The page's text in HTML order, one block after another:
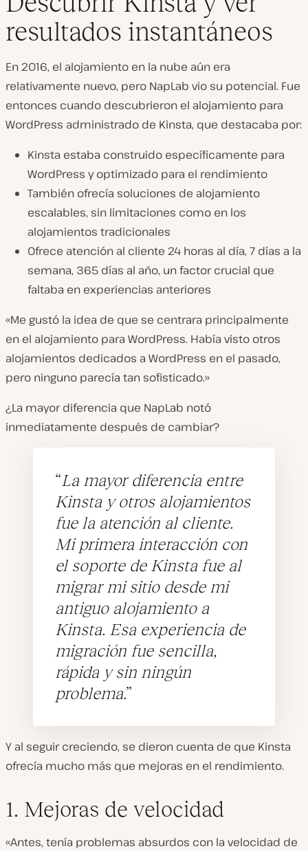
resultados instantáneos
En 2016, el alojamiento en la nube aún era
relativamente nuevo, pero NapLab vio su potencial. Fue
entonces cuando descubrieron el alojamiento para
WordPress administrado de Kinsta, que destacaba por:
Kinsta estaba construido específicamente para
WordPress y optimizado para el rendimiento
También ofrecía soluciones de alojamiento
escalables, sin limitaciones como en los
alojamientos tradicionales
Ofrece atención al cliente 24 horas al día, 7 días a la
semana, 365 días al año, un factor crucial que
faltaba en experiencias anteriores
«Me gustó la idea de que se centrara principalmente
en el alojamiento para WordPress. Había visto otros
alojamientos dedicados a WordPress en el pasado,
pero ninguno parecía tan sofisticado.»
¿La mayor diferencia que NapLab notó
inmediatamente después de cambiar?
La mayor diferencia entre
Kinsta y otros alojamientos
fue la atención al cliente.
Mi primera interacción con
el soporte de Kinsta fue al
migrar mi sitio desde mi
antiguo alojamiento a
Kinsta. Esa experiencia de
migración fue sencilla,
rápida y sin ningún
problema.
Y al seguir creciendo, se dieron cuenta de que Kinsta
ofrecía mucho más que mejoras en el rendimiento.
1. Mejoras de velocidad
«Antes, tenía problemas absurdos con la velocidad de